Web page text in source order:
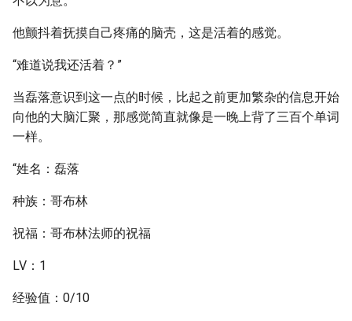
他颤抖着抚摸自己疼痛的脑壳，这是活着的感觉。
“难道说我还活着？”
当磊落意识到这一点的时候，比起之前更加繁杂的信息开始
向他的大脑汇聚，那感觉简直就像是一晚上背了三百个单词
一样。
“姓名：磊落
种族：哥布林
祝福：哥布林法师的祝福
LV：1
经验值：0/10